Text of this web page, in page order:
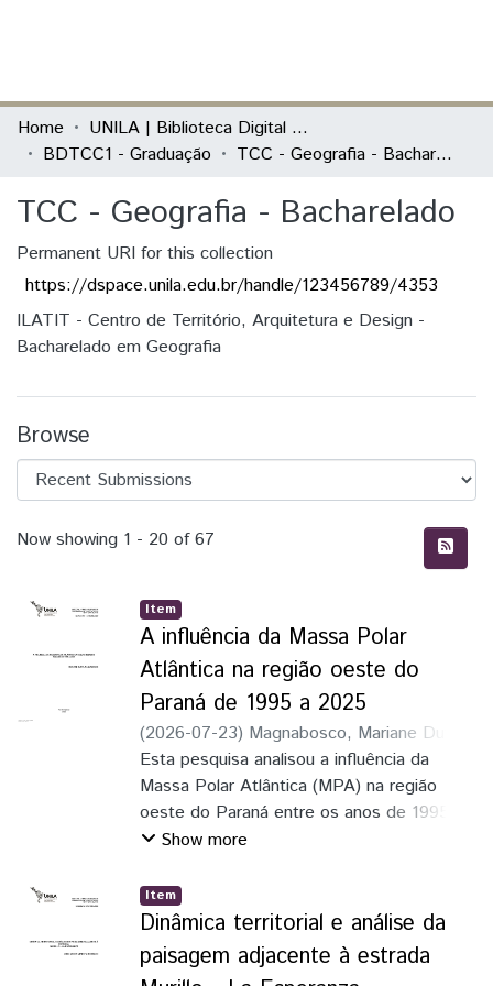
Communities & Collections
All of DSpace
Statistics
Home
UNILA | Biblioteca Digital de Trabalhos de Conclusão de Curso
BDTCC1 - Graduação
TCC - Geografia - Bacharelado
TCC - Geografia - Bacharelado
Permanent URI for this collection
https://dspace.unila.edu.br/handle/123456789/4353
ILATIT - Centro de Território, Arquitetura e Design -
Bacharelado em Geografia
Browse
Recent Submissions
Now showing 1 - 20 of 67
Item
A influência da Massa Polar
Atlântica na região oeste do
Paraná de 1995 a 2025
(2026-07-23) Magnabosco, Mariane Dutra
Marcia Aparecida Procopio da Silva Scheer
(orientadora)
Esta pesquisa analisou a influência da
Massa Polar Atlântica (MPA) na região
oeste do Paraná entre os anos de 1995 a
2025, destacando sua relevância na
extremos e as implicações
socioeconômicas e ambientais. A MPA foi
identificada como um dos principais
agentes responsáveis por ondas de frio,
Show more
Item
Dinâmica territorial e análise da
paisagem adjacente à estrada